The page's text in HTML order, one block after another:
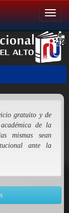
gratuito y de
de la
mismas sean
ante la